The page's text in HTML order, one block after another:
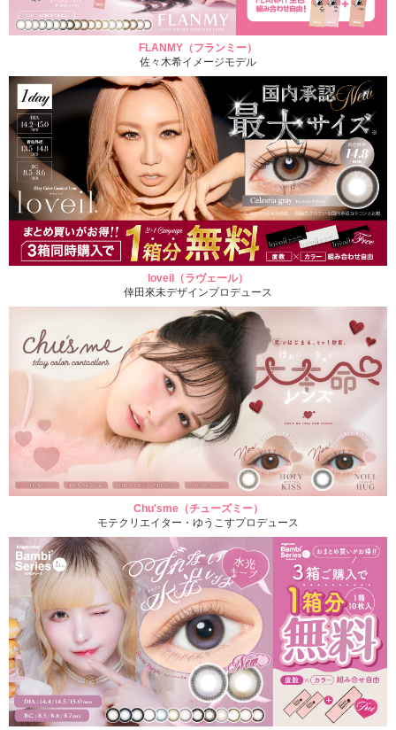
FLANMY（フランミー）
佐々木希イメージモデル
loveil（ラヴェール）
倖田來未デザインプロデュース
Chu'sme（チューズミー）
モテクリエイター・ゆうこすプロデュース